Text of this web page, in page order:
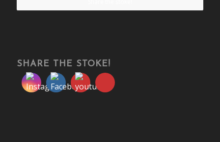
SHARE THE STOKE!